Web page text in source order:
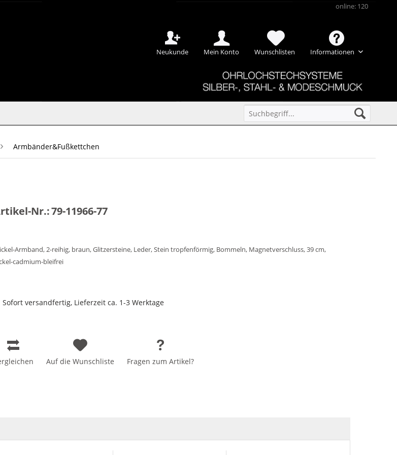
Neukunde Mein Konto Wunschlisten Informationen
online: 120
Armbänder&Fußkettchen
Nr.:79-11966-77
Armband, 2-reihig, braun, Glitzersteine, Leder, Stein tropfenförmig, Bommeln, Magnetverschluss, 39 cm,
cadmium-bleifrei
Sofort versandfertig, Lieferzeit ca. 1-3 Werktage
Auf die Wunschliste Fragen zum Artikel?